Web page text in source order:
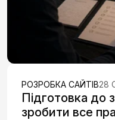
РОЗРОБКА САЙТІВ28
Підготовка до
зробити все